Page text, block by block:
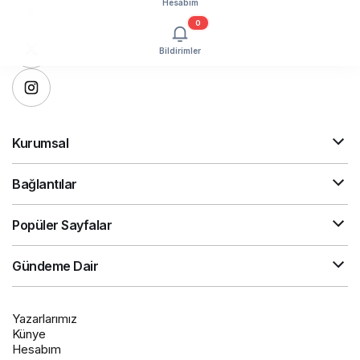
Hesabım
Bildirimler
0
Kurumsal
Bağlantılar
Popüler Sayfalar
Gündeme Dair
Yazarlarımız
Künye
Hesabım